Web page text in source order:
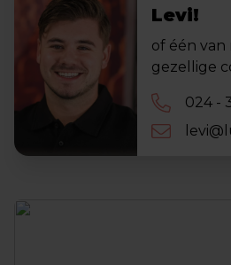
Levi!
of één van
gezellige
024 -